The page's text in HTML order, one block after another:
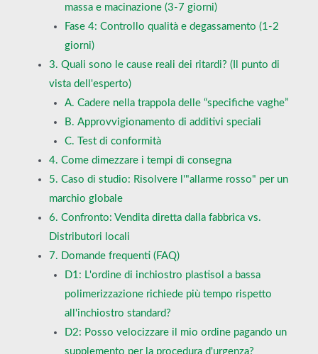
massa e macinazione (3-7 giorni)
Fase 4: Controllo qualità e degassamento (1-2
giorni)
3. Quali sono le cause reali dei ritardi? (Il punto di
vista dell'esperto)
A. Cadere nella trappola delle “specifiche vaghe”
B. Approvvigionamento di additivi speciali
C. Test di conformità
4. Come dimezzare i tempi di consegna
5. Caso di studio: Risolvere l'"allarme rosso" per un
marchio globale
6. Confronto: Vendita diretta dalla fabbrica vs.
Distributori locali
7. Domande frequenti (FAQ)
D1: L'ordine di inchiostro plastisol a bassa
polimerizzazione richiede più tempo rispetto
all'inchiostro standard?
D2: Posso velocizzare il mio ordine pagando un
supplemento per la procedura d'urgenza?